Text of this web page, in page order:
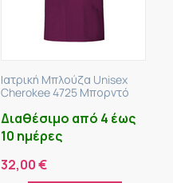
Ιατρική Μπλούζα Unisex
Cherokee 4725 Μπορντό
Διαθέσιμο από 4 έως
10 ημέρες
32,00€